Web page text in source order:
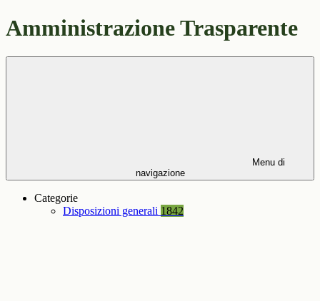
Amministrazione Trasparente
Menu di
navigazione
Categorie
Disposizioni generali 1842